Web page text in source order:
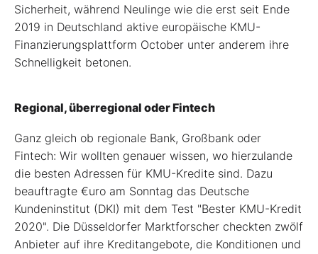
Sicherheit, während Neulinge wie die erst seit Ende
2019 in Deutschland aktive europäische KMU-
Finanzierungsplattform October unter anderem ihre
Schnelligkeit betonen.
Regional, überregional oder Fintech
Ganz gleich ob regionale Bank, Großbank oder
Fintech: Wir wollten genauer wissen, wo hierzulande
die besten Adressen für KMU-Kredite sind. Dazu
beauftragte €uro am Sonntag das Deutsche
Kundeninstitut (DKI) mit dem Test "Bester KMU-Kredit
2020". Die Düsseldorfer Marktforscher checkten zwölf
Anbieter auf ihre Kreditangebote, die Konditionen und